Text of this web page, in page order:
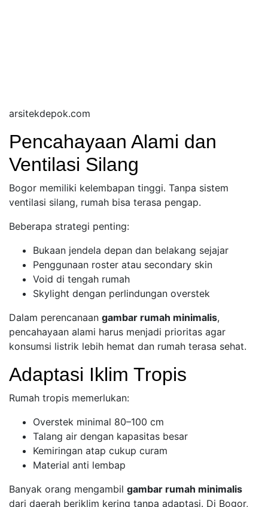
arsitekdepok.com
Pencahayaan Alami dan
Ventilasi Silang
Bogor memiliki kelembapan tinggi. Tanpa sistem
ventilasi silang, rumah bisa terasa pengap.
Beberapa strategi penting:
Bukaan jendela depan dan belakang sejajar
Penggunaan roster atau secondary skin
Void di tengah rumah
Skylight dengan perlindungan overstek
Dalam perencanaan gambar rumah minimalis,
pencahayaan alami harus menjadi prioritas agar
konsumsi listrik lebih hemat dan rumah terasa sehat.
Adaptasi Iklim Tropis
Rumah tropis memerlukan:
Overstek minimal 80–100 cm
Talang air dengan kapasitas besar
Kemiringan atap cukup curam
Material anti lembap
Banyak orang mengambil gambar rumah minimalis
dari daerah beriklim kering tanpa adaptasi. Di Bogor,